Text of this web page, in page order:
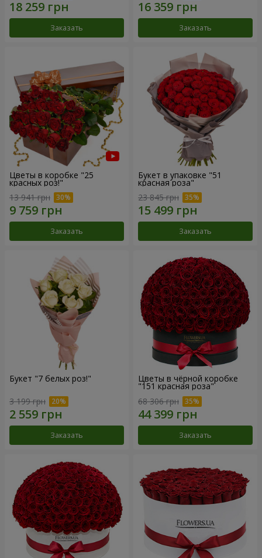
Заказать Заказать
Цветы в коробке "25
красных роз!"
13 941 грн
Заказать
Букет в упаковке "51
красная роза"
23 845 грн
Заказать
Букет "7 белых роз!"
3 199 грн
Заказать
Цветы в чёрной коробке
"151 красная роза"
68 306 грн
Заказать